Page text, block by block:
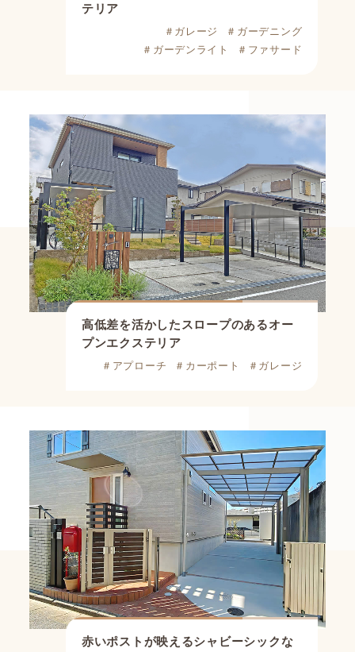
テリア
＃ガレージ
＃ガーデニング
＃ガーデンライト
＃ファサード
高低差を活かしたスロープのあるオー
プンエクステリア
＃アプローチ ＃カーポート ＃ガレージ
赤いポストが映えるシャビーシックな